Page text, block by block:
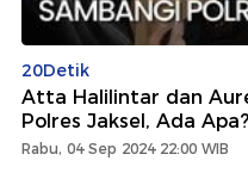
20Detik
Atta Halilintar dan
Polres Jaksel, Ada Apa?
Rabu, 04 Sep 2024 22:00 WIB